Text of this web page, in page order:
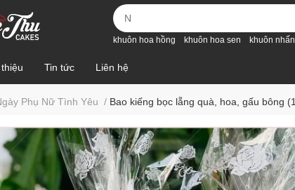
khuôn hoa hồng khuôn hoa sen khuôn
Tin tức Liên hệ
Phụ Nữ Tình Yêu / Bao kiếng bọc lẵng quà, hoa, gấu bông